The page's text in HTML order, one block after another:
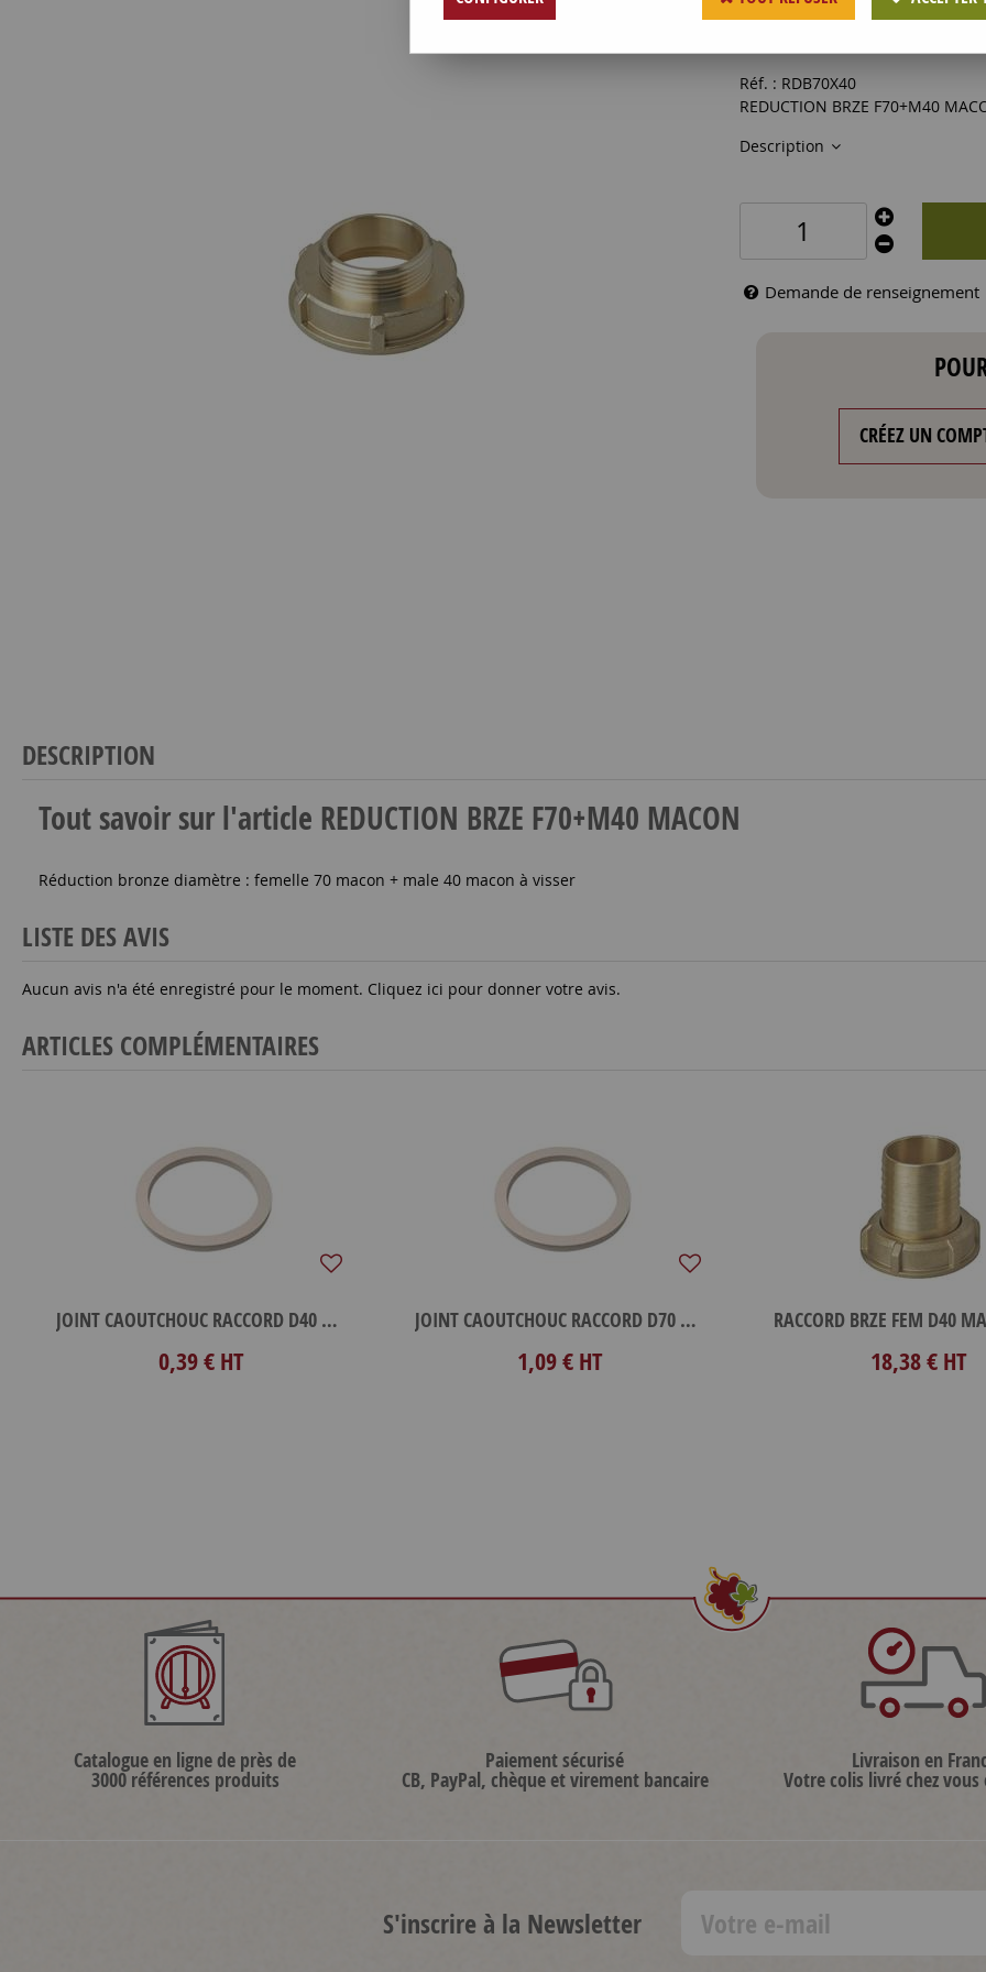
24,66€HT
Réf. : RDB70X40
REDUCTION BRZE F70+M40
Description
Demande de renseignement
CRÉEZ UN
DESCRIPTION
Tout savoir sur l'article REDUCTION BRZE F70+M40 MACON
Réduction bronze diamètre : femelle 70 macon + male 40 macon à visser
LISTE DES AVIS
Aucun avis n'a été enregistré pour le moment. Cliquez ici pour donner votre avis.
ARTICLES COMPLÉMENTAIRES
JOINT CAOUTCHOUC RACCORD D40 MACON
0,39 € HT
JOINT CAOUTCHOUC RACCORD D70 MACON
1,09 € HT 18,38 € HT
Catalogue en ligne de près de
3000 références produits
Paiement sécurisé
CB, PayPal, chèque et virement bancaire
Livraison en
Votre colis livré chez vous
S'inscrire à la Newsletter